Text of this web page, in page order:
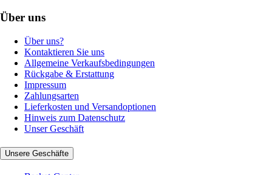
Über uns
Über uns?
Kontaktieren Sie uns
Allgemeine Verkaufsbedingungen
Rückgabe & Erstattung
Impressum
Zahlungsarten
Lieferkosten und Versandoptionen
Hinweis zum Datenschutz
Unser Geschäft
Unsere Geschäfte